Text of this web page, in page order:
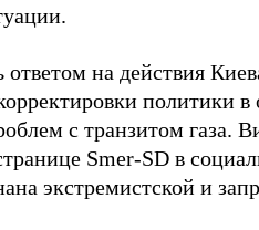
на действия
политики
с транзитом газа.
Smer-SD в
экстремистской и